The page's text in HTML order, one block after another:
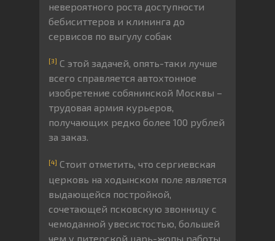
невероятного роста доступности
бебиситтеров и клининга до
сервисов по выгулу собак
[3] С этой задачей, опять-таки лучше
всего справляется автохтонное
изобретение собянинской Москвы –
трудовая армия курьеров,
получающих редко более 100 рублей
за заказ.
[4] Стоит отметить, что сергиевская
церковь на ходынском поле является
выдающейся постройкой,
сочетающей псковскую звонницу с
чемоданной увесистостью, большей
чем у питерской царь-жопы работы